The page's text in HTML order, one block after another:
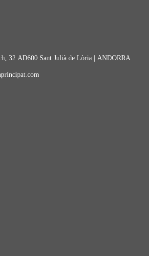
32 AD600 Sant Julià de Lòria | ANDORRA